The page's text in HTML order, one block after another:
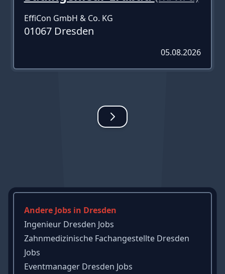
EffiCon GmbH & Co. KG
01067 Dresden
05.08.2026
Andere Jobs in Dresden
Ingenieur Dresden Jobs
Zahnmedizinische Fachangestellte Dresden
Jobs
Eventmanager Dresden Jobs